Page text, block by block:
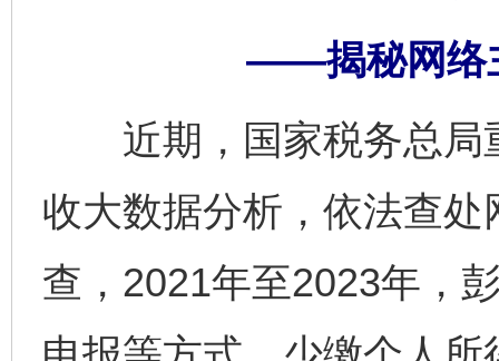
——揭秘网络
近期，国家税务总局
收大数据分析，依法查
查，2021年至2023年，